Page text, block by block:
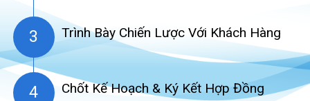
Trình Bày Chiến Lược Với Khách Hàng
Chốt Kế Hoạch & Ký Kết Hợp Đồng